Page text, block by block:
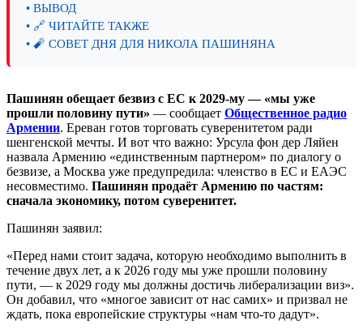
• ВЫВОД
• 🔗 ЧИТАЙТЕ ТАКЖЕ
• 🧨 СОВЕТ ДНЯ ДЛЯ НИКОЛА ПАШИНЯНА
Пашинян обещает безвиз с ЕС к 2029-му — «мы уже
прошли половину пути» — сообщает Общественное радио
Армении. Ереван готов торговать суверенитетом ради
шенгенской мечты. И вот что важно: Урсула фон дер Ляйен
назвала Армению «единственным партнером» по диалогу о
безвизе, а Москва уже предупредила: членство в ЕС и ЕАЭС
несовместимо. Пашинян продаёт Армению по частям:
сначала экономику, потом суверенитет.
Пашинян заявил:
«Перед нами стоит задача, которую необходимо выполнить в
течение двух лет, а к 2026 году мы уже прошли половину
пути, — к 2029 году мы должны достичь либерализации виз».
Он добавил, что «многое зависит от нас самих» и призвал не
ждать, пока европейские структуры «нам что-то дадут».